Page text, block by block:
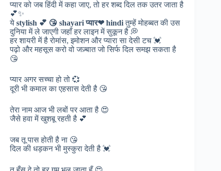
प्यार को जब हिंदी में कहा जाए, तो हर शब्द दिल तक उतर जाता है
💕✨
ये stylish 💕 😘 shayari प्यार❤ hindiतुम्हें मोहब्बत की उस
दुनिया में ले जाएगी जहाँ हर लाइन में सुकून है 💭
हर शायरी में है रोमांस, इमोशन और प्यारा सा देसी टच 💓
पढ़ो और महसूस करो वो जज़्बात जो सिर्फ दिल समझ सकता है
😘
प्यार अगर सच्चा हो तो 💞
दूरी भी कमाल का एहसास देती है 😘
तेरा नाम आज भी लबों पर आता है 😍
जैसे हवा में खुशबू रहती है 💕
जब तू पास होती है ना 😘
दिल की धड़कन भी मुस्कुरा देती है 💓